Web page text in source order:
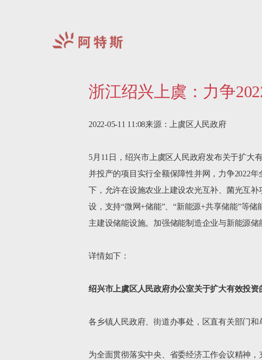
浙江绍兴上虞：力争
2022-05-11 11:08来源：上虞区人民政府
5月11日，绍兴市上虞区人民政府发布关于扩大
并投产的项目实行全额保障性并网，力争2022
下，允许在设施农业上建设农光互补、菌光互
设，支持“微网+储能”、“新能源+共享储能”等
主建设储能设施。加强储能制造企业与新能源
详情如下：
绍兴市上虞区人民政府办公室关于扩大有效投资
各乡镇人民政府、街道办事处，区直有关部门和
为全面贯彻落实中央、省委经济工作会议精神